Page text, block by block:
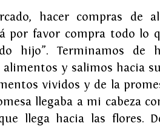
hacer compras de
por favor compra todo lo
hijo”. Terminamos de
y salimos hacia su
vividos y de la
llegaba a mi cabeza
llega hacia las flores.